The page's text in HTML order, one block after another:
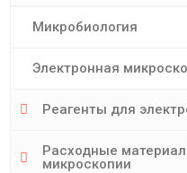
Микробиология
Электронная
Реагенты для
Расходные
микроскопии